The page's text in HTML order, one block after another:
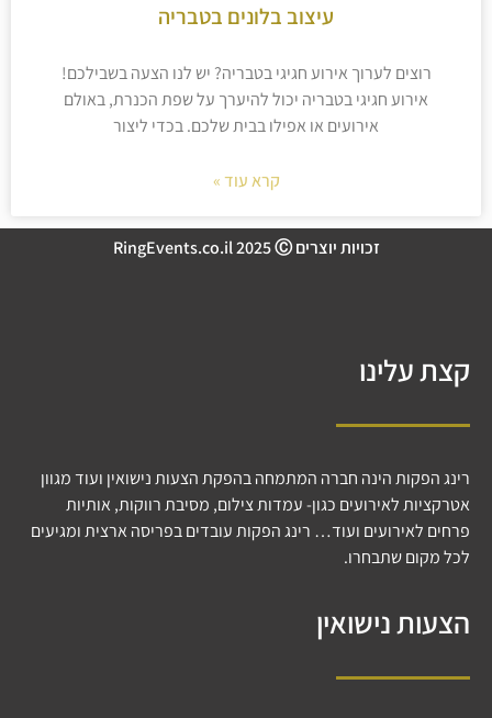
עיצוב בלונים בטבריה
רוצים לערוך אירוע חגיגי בטבריה? יש לנו הצעה בשבילכם!
אירוע חגיגי בטבריה יכול להיערך על שפת הכנרת, באולם
אירועים או אפילו בבית שלכם. בכדי ליצור
קרא עוד »
זכויות יוצרים RingEvents.co.il 2025 Ⓒ
קצת עלינו
רינג הפקות הינה חברה המתמחה בהפקת הצעות נישואין ועוד מגוון
אטרקציות לאירועים כגון- עמדות צילום, מסיבת רווקות, אותיות
פרחים לאירועים ועוד… רינג הפקות עובדים בפריסה ארצית ומגיעים
לכל מקום שתבחרו.
הצעות נישואין